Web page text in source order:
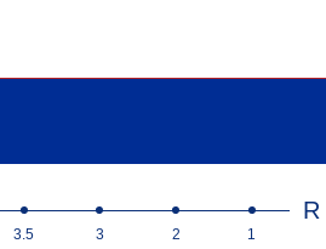
R
3.5 3 2 1